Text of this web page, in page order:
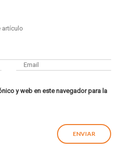
y web en este navegador para la